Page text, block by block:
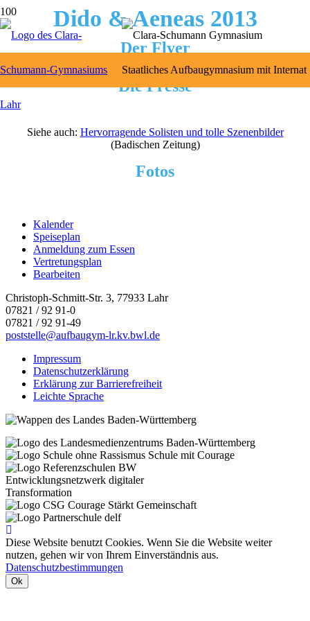
Dido & Aeneas 2013
Der Flyer
Die Presse
Siehe auch: Hervorragende Solisten und tolle Szenenbilder
(Badischen Zeitung)
Fotos
Kalender
Speiseplan
Anmeldung zum Essen
Vertretungsplan
Bearbeiten
Christoph-Schmitt-Str. 3, 77933 Lahr
07821 / 92 91-0
07821 / 92 91-49
poststelle@aufbaugym-lr.kv.bwl.de
Impressum
Datenschutzerklärung
Erklärung zur Barrierefreiheit
Leichte Sprache
Diese Website benutzt Cookies. Wenn Sie die Website weiter
nutzen, gehen wir von Ihrem Einverständnis aus.
Datenschutzbestimmungen
Ok